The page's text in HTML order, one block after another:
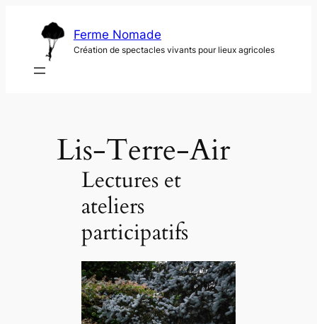
contenu
Ferme Nomade
Création de spectacles vivants pour lieux agricoles
Lis-Terre-Air
Lectures et
ateliers
participatifs